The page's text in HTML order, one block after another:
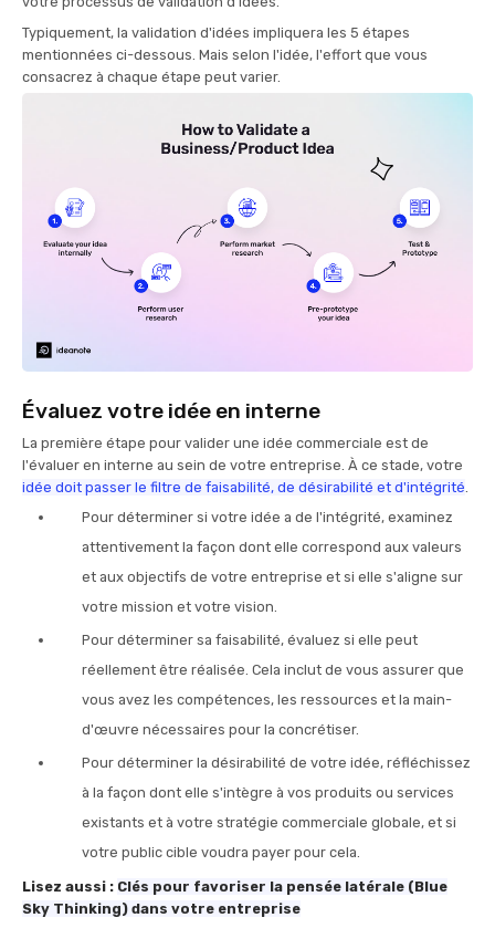
Typiquement, la validation d'idées impliquera les 5 étapes
mentionnées ci-dessous. Mais selon l'idée, l'effort que vous
consacrez à chaque étape peut varier.
Évaluez votre idée en interne
La première étape pour valider une idée commerciale est de
l'évaluer en interne au sein de votre entreprise. À ce stade, votre
idée doit passer le filtre de faisabilité, de désirabilité et d'intégrité
Pour déterminer si votre idée a de l'intégrité, examinez
attentivement la façon dont elle correspond aux valeurs
et aux objectifs de votre entreprise et si elle s'aligne sur
votre mission et votre vision.
Pour déterminer sa faisabilité, évaluez si elle peut
réellement être réalisée. Cela inclut de vous assurer que
vous avez les compétences, les ressources et la main-
d'œuvre nécessaires pour la concrétiser.
Pour déterminer la désirabilité de votre idée, réfléchissez
à la façon dont elle s'intègre à vos produits ou services
existants et à votre stratégie commerciale globale, et si
votre public cible voudra payer pour cela.
Lisez aussi : Clés pour favoriser la pensée latérale (Blue
Sky Thinking) dans votre entreprise